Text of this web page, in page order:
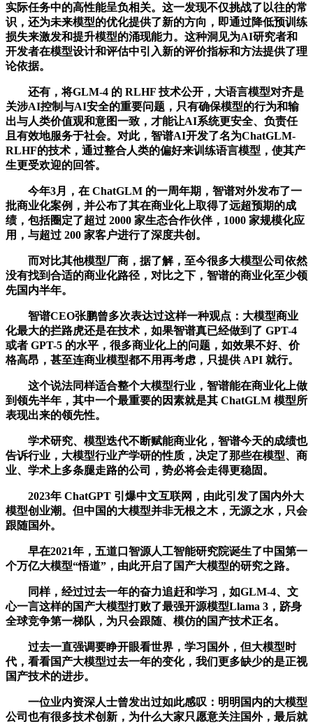
实际任务中的高性能呈负相关。这一发现不仅挑战了以往的常
识，还为未来模型的优化提供了新的方向，即通过降低预训练
损失来激发和提升模型的涌现能力。这种洞见为AI研究者和
开发者在模型设计和评估中引入新的评价指标和方法提供了理
论依据。
还有，将GLM-4 的 RLHF 技术公开，大语言模型对齐是
关涉AI控制与AI安全的重要问题，只有确保模型的行为和输
出与人类价值观和意图一致，才能让AI系统更安全、负责任
且有效地服务于社会。对此，智谱AI开发了名为ChatGLM-
RLHF的技术，通过整合人类的偏好来训练语言模型，使其产
生更受欢迎的回答。
今年3月，在 ChatGLM 的一周年期，智谱对外发布了一
批商业化案例，并公布了其在商业化上取得了远超预期的成
绩，包括圈定了超过 2000 家生态合作伙伴，1000 家规模化应
用，与超过 200 家客户进行了深度共创。
而对比其他模型厂商，据了解，至今很多大模型公司依然
没有找到合适的商业化路径，对比之下，智谱的商业化至少领
先国内半年。
智谱CEO张鹏曾多次表达过这样一种观点：大模型商业
化最大的拦路虎还是在技术，如果智谱真已经做到了 GPT-4
或者 GPT-5 的水平，很多商业化上的问题，如效果不好、价
格高昂，甚至连商业模型都不用再考虑，只提供 API 就行。
这个说法同样适合整个大模型行业，智谱能在商业化上做
到领先半年，其中一个最重要的因素就是其 ChatGLM 模型所
表现出来的领先性。
学术研究、模型迭代不断赋能商业化，智谱今天的成绩也
告诉行业，大模型行业产学研的性质，决定了那些在模型、商
业、学术上多条腿走路的公司，势必将会走得更稳固。
2023年 ChatGPT 引爆中文互联网，由此引发了国内外大
模型创业潮。但中国的大模型并非无根之木，无源之水，只会
跟随国外。
早在2021年，五道口智源人工智能研究院诞生了中国第一
个万亿大模型“悟道”，由此开启了国产大模型的研究之路。
同样，经过过去一年的奋力追赶和学习，如GLM-4、文
心一言这样的国产大模型打败了最强开源模型Llama 3，跻身
全球竞争第一梯队，为只会跟随、模仿的国产技术正名。
过去一直强调要睁开眼看世界，学习国外，但大模型时
代，看看国产大模型过去一年的变化，我们更多缺少的是正视
国产技术的进步。
一位业内资深人士曾发出过如此感叹：明明国内的大模型
公司也有很多技术创新，为什么大家只愿意关注国外，最后就